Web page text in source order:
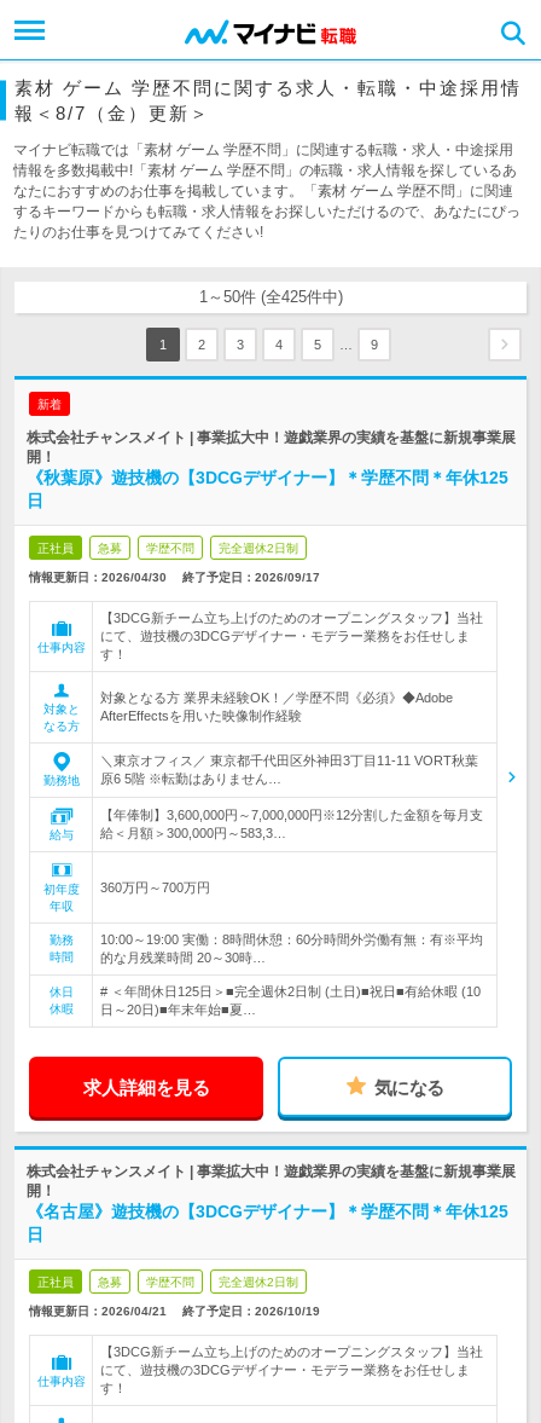
素材 ゲーム 学歴不問に関する求人・転職・中途採用情
報＜8/7（金）更新＞
マイナビ転職では「素材 ゲーム 学歴不問」に関連する転職・求人・中途採用
情報を多数掲載中!「素材 ゲーム 学歴不問」の転職・求人情報を探しているあ
なたにおすすめのお仕事を掲載しています。「素材 ゲーム 学歴不問」に関連
するキーワードからも転職・求人情報をお探しいただけるので、あなたにぴっ
たりのお仕事を見つけてみてください!
1～50件 (全425件中)
1 2 3 4 5 9
新着
株式会社チャンスメイト | 事業拡大中！遊戯業界の実績を基盤に新規事業展
開！
《秋葉原》遊技機の【3DCGデザイナー】＊学歴不問＊年休125
日
正社員 急募 学歴不問 完全週休2日制
情報更新日：2026/04/30 終了予定日： 2026/09/17
仕事内容
【3DCG新チーム立ち上げのためのオープニングスタッフ】当社
にて、遊技機の3DCGデザイナー・モデラー業務をお任せしま
す！
対象と
なる方
対象となる方 業界未経験OK！／学歴不問《必須》◆Adobe
AfterEffectsを用いた映像制作経験
勤務地
＼東京オフィス／ 東京都千代田区外神田3丁目11‐11 VORT秋葉
原6 5階 ※転勤はありません…
給与
【年俸制】3,600,000円～7,000,000円※12分割した金額を毎月支
給＜月額＞300,000円～583,3…
初年度
年収
360万円～700万円
勤務
時間
10:00～19:00 実働：8時間休憩：60分時間外労働有無：有※平均
的な月残業時間 20～30時…
休日
休暇
# ＜年間休日125日＞■完全週休2日制 (土日)■祝日■有給休暇 (10
日～20日)■年末年始■夏…
求人詳細を見る 気になる
株式会社チャンスメイト | 事業拡大中！遊戯業界の実績を基盤に新規事業展
開！
《名古屋》遊技機の【3DCGデザイナー】＊学歴不問＊年休125
日
正社員 急募 学歴不問 完全週休2日制
情報更新日：2026/04/21 終了予定日： 2026/10/19
仕事内容
【3DCG新チーム立ち上げのためのオープニングスタッフ】当社
にて、遊技機の3DCGデザイナー・モデラー業務をお任せしま
す！